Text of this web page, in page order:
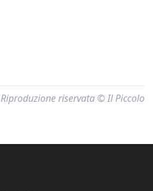
Riproduzione riservata © Il Piccolo